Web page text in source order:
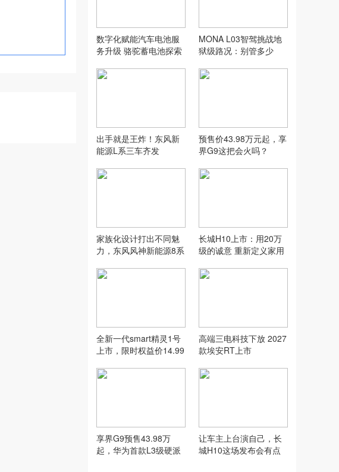
数字化赋能汽车电池服
务升级 骆驼蓄电池探索
MONA L03智驾挑战地
狱级路况：别管多少
驾
出手就是王炸！东风新
能源L系三车齐发
预售价43.98万元起，享
界G9这把会火吗？
家族化设计打出不同魅
力，东风风神新能源8系
长城H10上市：用20万
级的诚意 重新定义家用
全新一代smart精灵1号
上市，限时权益价14.99
高端三电科技下放 2027
款埃安RT上市
享界G9预售43.98万
起，华为首款L3级硬派
让车主上台演自己，长
城H10这场发布会有点